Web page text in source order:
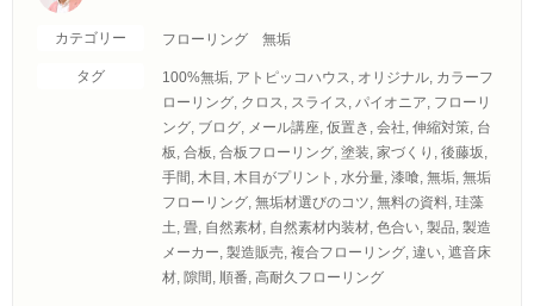
カテゴリー フローリング 無垢
タグ 100%無垢, アトピッコハウス, オリジナル, カラーフ
ローリング, クロス, スライス, パイオニア, フローリ
ング, ブログ, メール講座, 仮置き , 会社, 伸縮対策, 台
板, 合板, 合板フローリング, 塗装, 家づくり , 後藤坂,
手間 , 木目 , 木目がプリント , 水分量, 漆喰, 無垢, 無垢
フローリング, 無垢材選びのコツ, 無料の資料, 珪藻
土, 畳, 自然素材, 自然素材内装材, 色合い, 製品, 製造
メーカー, 製造販売, 複合フローリング, 違い, 遮音床
材, 隙間 , 順番, 高耐久フローリング